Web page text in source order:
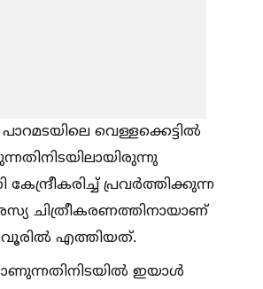
വെള്ളക്കെട്ടില്‍
പ്രവര്‍ത്തിക്കുന്ന
ചിത്രീകരണത്തിനായാണ്
എത്തിയത്.
ഇയാള്‍